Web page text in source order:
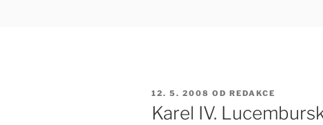
PUBLIKOVÁNO
12. 5. 2008 OD REDAKCE
Karel IV.